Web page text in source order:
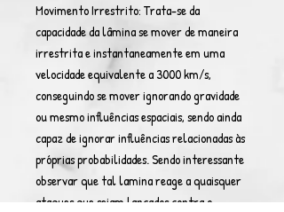
Movimento Irrestrito: Trata-se da
capacidade da lâmina se mover de maneira
irrestrita e instantaneamente em uma
velocidade equivalente a 3000 km/s,
conseguindo se mover ignorando gravidade
ou mesmo influências espaciais, sendo ainda
capaz de ignorar influências relacionadas às
próprias probabilidades. Sendo interessante
observar que tal lamina reage a quaisquer
ataques que sejam lançados contra o